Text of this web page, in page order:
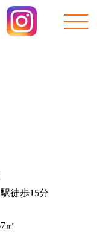
徒歩15分
㎡